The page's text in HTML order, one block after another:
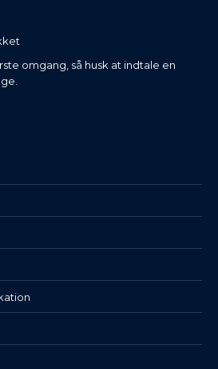
omgang, så husk at indtale en